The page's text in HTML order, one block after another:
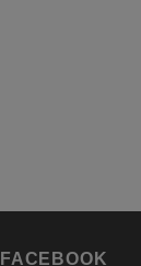
FACEBOOK